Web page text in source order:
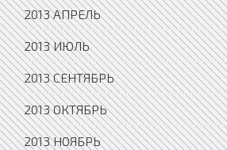
2013 АПРЕЛЬ
2013 ИЮЛЬ
2013 СЕНТЯБРЬ
2013 ОКТЯБРЬ
2013 НОЯБРЬ